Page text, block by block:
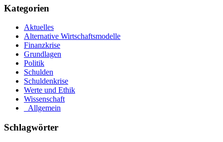
Kategorien
Aktuelles
Alternative Wirtschaftsmodelle
Finanzkrise
Grundlagen
Politik
Schulden
Schuldenkrise
Werte und Ethik
Wissenschaft
_Allgemein
Schlagwörter